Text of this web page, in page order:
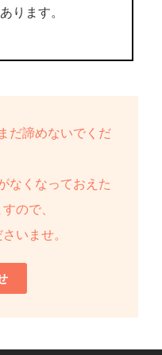
ります。
だ諦めないでくだ
なくなっておえた
ので、
いませ。